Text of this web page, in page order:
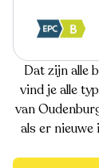
Dat zijn alle
vind je alle
van
als er